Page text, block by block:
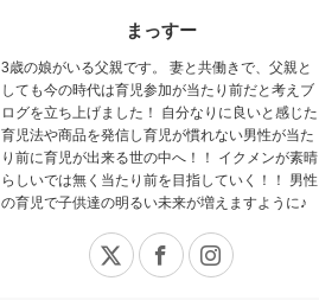
まっすー
3歳の娘がいる父親です。 妻と共働きで、父親と
しても今の時代は育児参加が当たり前だと考えブ
ログを立ち上げました！ 自分なりに良いと感じた
育児法や商品を発信し育児が慣れない男性が当た
り前に育児が出来る世の中へ！！ イクメンが素晴
らしいでは無く当たり前を目指していく！！ 男性
の育児で子供達の明るい未来が増えますように♪
X Facebook